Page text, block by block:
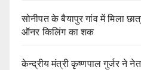
सोनीपत के बैयापुर गांव में मिला
ऑनर किलिंग का शक
केन्द्रीय मंत्री कृष्णपाल गुर्जर ने